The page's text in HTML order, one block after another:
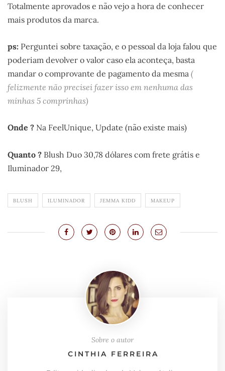
Totalmente aprovados e não vejo a hora de conhecer
mais produtos da marca.
ps: Perguntei sobre taxação, e o pessoal da loja falou que
poderiam devolver o valor caso ela aconteça, basta
mandar o comprovante de pagamento da mesma (
felizmente não precisei fazer isso em nenhuma das
minhas 5 comprinhas)
Onde ? Na FeelUnique, Update (não existe mais)
Quanto ? Blush Duo 30,78 dólares com frete grátis e
Iluminador 29,
BLUSH ILUMINADOR JEMMA KIDD MAKEUP
Sobre o autor
CINTHIA FERREIRA